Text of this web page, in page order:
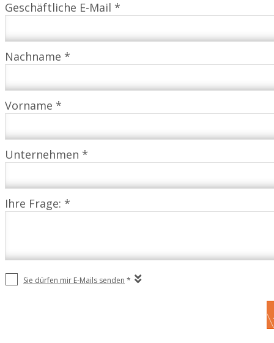
Geschäftliche E-Mail *
Nachname *
Vorname *
Unternehmen *
Ihre Frage: *
Sie dürfen mir E-Mails senden *